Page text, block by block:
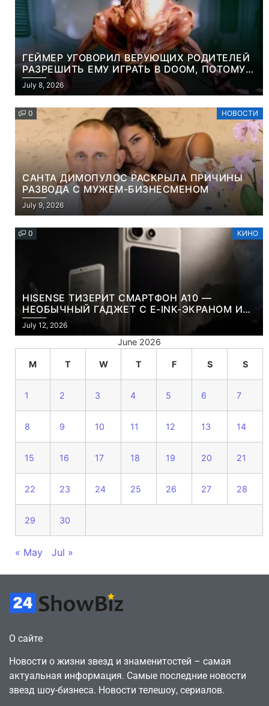
ГЕЙМЕР УГОВОРИЛ ВЕРУЮЩИХ РОДИТЕЛЕЙ
РАЗРЕШИТЬ ЕМУ ИГРАТЬ В DOOM, ПОТОМУ
ЧТО ЭТО ХРИСТИАНСКАЯ ИГРА ПРО
УБИЙСТВО ДЕМОНОВ
July 8, 2026
0 НОВОСТИ
САНТА ДИМОПУЛОС РАСКРЫЛА ПРИЧИНЫ
РАЗВОДА С МУЖЕМ-БИЗНЕСМЕНОМ
July 9, 2026
0 КИНО
HISENSE ТИЗЕРИТ СМАРТФОН A10 —
НЕОБЫЧНЫЙ ГАДЖЕТ С E-INK-ЭКРАНОМ И
СЪЕМНОЙ LCD-ПАНЕЛЬЮ ДЛЯ ЦВЕТНОГО
КОНТЕНТА И СОЦСЕТЕЙ
July 12, 2026
June 2026
M T W T F S S
1 2 3 4 5 6 7
8 9 10 11 12 13 14
15 16 17 18 19 20 21
22 23 24 25 26 27 28
29 30
« May Jul »
О сайте
Новости о жизни звезд и знаменитостей – самая
актуальная информация. Самые последние новости
звезд шоу-бизнеса. Новости телешоу, сериалов.